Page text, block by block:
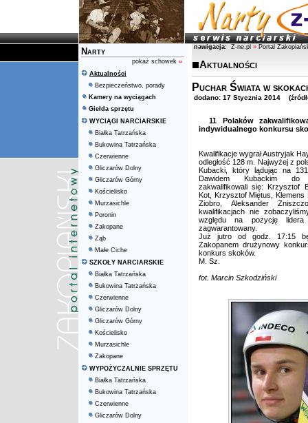
Narty
pokaż schowek »
Aktualności
Bezpieczeństwo, porady
Kamery na wyciągach
Giełda sprzętu
WYCIĄGI NARCIARSKIE
Białka Tatrzańska
Bukowina Tatrzańska
Czerwienne
Gliczarów Dolny
Gliczarów Górny
Kościelisko
Murzasichle
Poronin
Zakopane
Ząb
Małe Ciche
SZKOŁY NARCIARSKIE
Białka Tatrzańska
Bukowina Tatrzańska
Czerwienne
Gliczarów Dolny
Gliczarów Górny
Kościelisko
Murzasichle
Zakopane
WYPOŻYCZALNIE SPRZĘTU
Białka Tatrzańska
Bukowina Tatrzańska
Czerwienne
Gliczarów Dolny
nawigacja: Z-ne.pl » Portal
Aktualności
Puchar Świata w
dodano: 17 Stycznia 2014
11 Polaków
indywidualnego konkursu
Kwalifikacje wygrał Austryjak
odległość 128 m. Najwyżej z
Kubacki, który lądując na
Dawidem Kubackim do
zakwalifikowali się: Krzysztof
Kot, Krzysztof Miętus,
Ziobro, Aleksander
kwalifikacjach nie
względu na pozycję
zagwarantowany.
Już jutro od godz. 17:15
Zakopanem drużynowy
konkurs skoków.
M. Sz.
fot. Marcin Szkodziński